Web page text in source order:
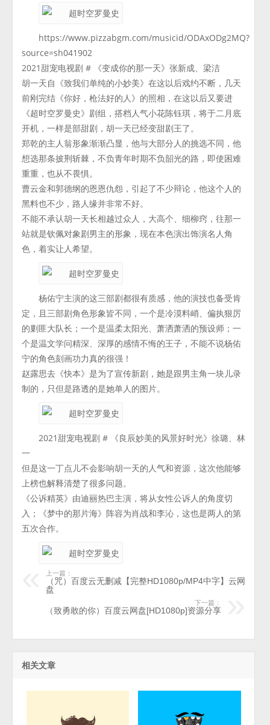
https://www.pizzabgm.com/musicid/ODAxODg2MQ?
source=sh041902
2021甜宠电视剧 # 《变成你的那一天》张新成、梁洁
胡一天自《致我们单纯的小妙美》在这以后戏约不断，几天
前刚完结《你好，枪法好的人》的照相，在这以后又要进
《超时空罗曼史》剧组，搭档人气小花陈钰琪，将于二月底
开机，一样是部甜剧，胡一天已经变甜剧王了。
郑乾的主人翁形象渐渐凸显，他与大部分人的挑选不同，他
想选那条披荆斩棘，不负青年时期不负韶光的路，即使困难
重重，也从不畏惧。
曹云金和郭德纲的恩恩仇怨，引起了不少辩论，他这个人的
黑料也不少，路人缘并非常不好。
不能不承认胡一天长相越过众人，大高个、细柳窍，往那一
站就是钦佩对象剧男主的形象，现在本色演出饰演名人角
色，着实让人希望。
杨佑宁主演的这三部剧都很有质感，他的演技也备受肯
定，且三部剧角色形象皆不同，一个是冷漠料峭、偏执狠厉
的剿匪大队长；一个是温柔太阳光、萧洒萧洒的预设师；一
个是温文学问精深、深厚的感情不悔的王子，不能不说杨佑
宁的角色刻画功力真的很强！
赵露思去《快本》是为了宣传新剧，她是跟男主角一块儿录
制的，只但是路透的是她单人的图片。
2021甜宠电视剧 # 《良辰妙美的风景好时光》徐璐、林
一
但是这一丁点儿不会影响胡一天的人气和资源，这次他能够
上榜也解释清楚了很多问题。
《公诉精英》由迪丽热巴主演，将从女性公诉人的角度切
入；《梦中的那片海》阵容为肖战和李沁，这也是两人的第
五次合作。
上一篇：
（咒）百度云无删减【完整HD1080p/MP4中字】云网
盘
下一篇：
（致勇敢的你）百度云网盘[HD1080p]资源分享
相关文章